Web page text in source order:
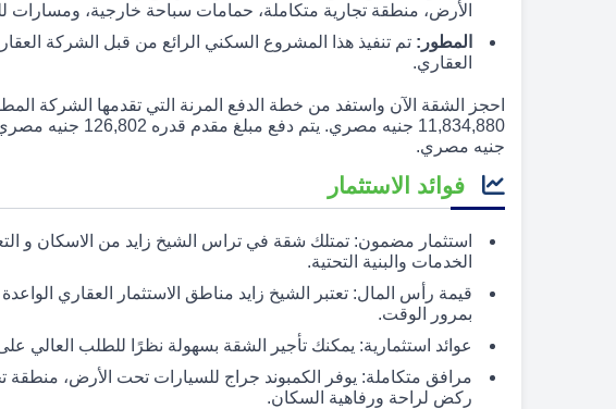
الأرض، منطقة تجارية متكاملة، حمامات سباحة خارجية،
المطور: تم تنفيذ هذا المشروع السكني الرائع من قبل الشركة
العقاري.
احجز الشقة الآن واستفد من خطة الدفع المرنة التي تقدمها الشركة
جنيه مصري.
فوائد الاستثمار
استثمار مضمون: تمتلك شقة في تراس الشيخ زايد من الاسكان و
الخدمات والبنية التحتية.
قيمة رأس المال: تعتبر الشيخ زايد مناطق الاستثمار العقاري
بمرور الوقت.
عوائد استثمارية: يمكنك تأجير الشقة بسهولة نظرًا للطلب العالي
مرافق متكاملة: يوفر الكمبوند جراج للسيارات تحت الأرض،
ركض لراحة ورفاهية السكان.